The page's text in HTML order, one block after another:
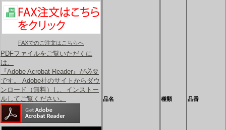
FAXでのご注文はこちらへ
PDFファイルをご覧いただくに
は、
『Adobe Acrobat Reader』が必要
です。 Adobe社のサイトからダウ
ンロード（無料）し、インストー
ルしてご覧ください。
品名 種類 品番